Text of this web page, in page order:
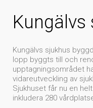
Kungälvs
Kungälvs sjukhus
lopp byggts till och
upptagningsområdet
vidareutveckling av
Sjukhuset får nu en
inkludera 280